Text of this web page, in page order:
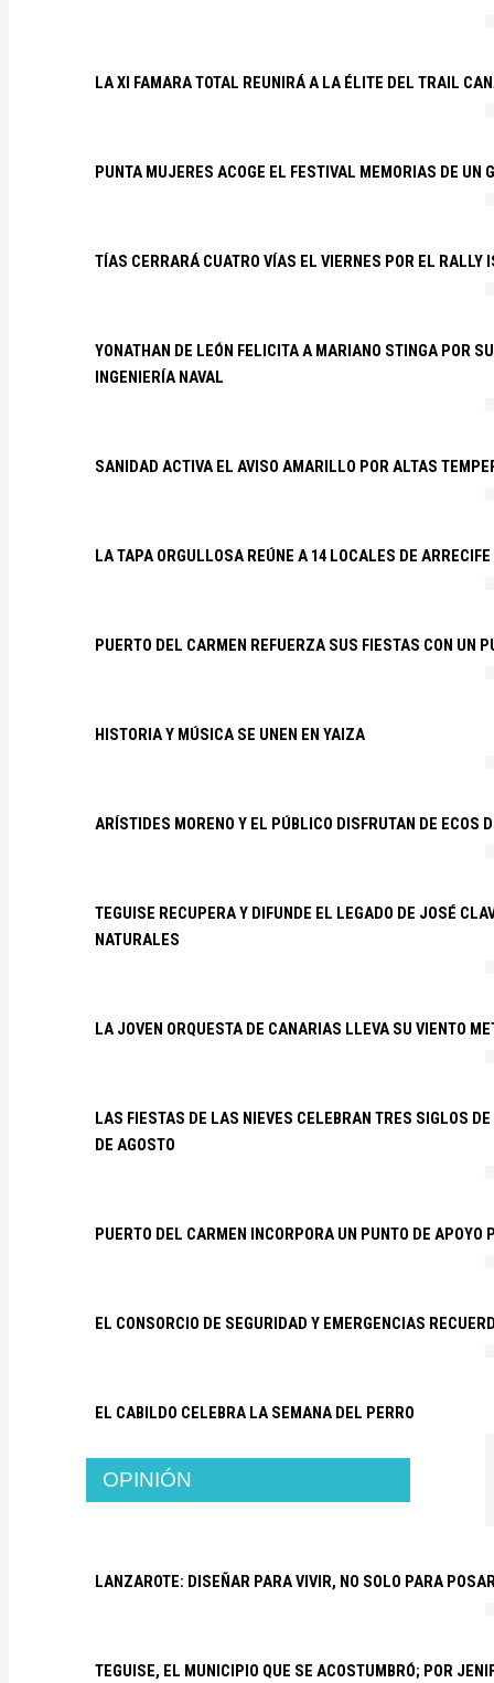
LA XI FAMARA TOTAL REUNIRÁ A LA ÉLITE DEL TRAIL
PUNTA MUJERES ACOGE EL FESTIVAL MEMORIAS DE UN
TÍAS CERRARÁ CUATRO VÍAS EL VIERNES POR EL RALLY
YONATHAN DE LEÓN FELICITA A MARIANO STINGA POR
INGENIERÍA NAVAL
SANIDAD ACTIVA EL AVISO AMARILLO POR ALTAS
LA TAPA ORGULLOSA REÚNE A 14 LOCALES DE ARRECIFE
PUERTO DEL CARMEN REFUERZA SUS FIESTAS CON UN
HISTORIA Y MÚSICA SE UNEN EN YAIZA
ARÍSTIDES MORENO Y EL PÚBLICO DISFRUTAN DE ECOS
TEGUISE RECUPERA Y DIFUNDE EL LEGADO DE JOSÉ
NATURALES
LA JOVEN ORQUESTA DE CANARIAS LLEVA SU VIENTO
LAS FIESTAS DE LAS NIEVES CELEBRAN TRES SIGLOS
DE AGOSTO
PUERTO DEL CARMEN INCORPORA UN PUNTO DE
EL CONSORCIO DE SEGURIDAD Y EMERGENCIAS
EL CABILDO CELEBRA LA SEMANA DEL PERRO
OPINIÓN
LANZAROTE: DISEÑAR PARA VIVIR, NO SOLO PARA
TEGUISE, EL MUNICIPIO QUE SE ACOSTUMBRÓ; POR